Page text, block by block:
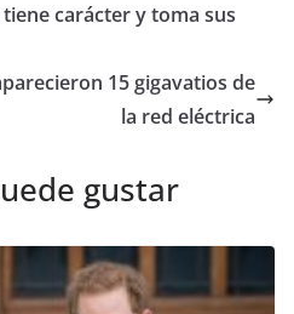
carácter y toma sus
15 gigavatios de
la red eléctrica
gustar